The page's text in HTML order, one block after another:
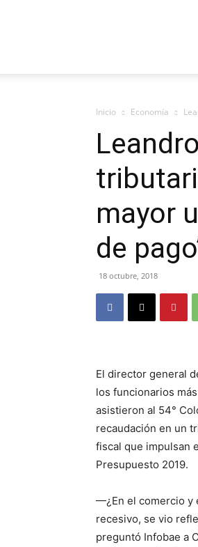
Inicio Economía
mayor
de
18 octubre, 2018
El director general
los funcionarios
asistieron al 54°
recaudación en un
fiscal que impulsan
Presupuesto 2019.
—¿En el comercio y
recesivo, se vio
preguntó Infobae a